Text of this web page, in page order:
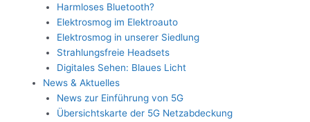
Harmloses Bluetooth?
Elektrosmog im Elektroauto
Elektrosmog in unserer Siedlung
Strahlungsfreie Headsets
Digitales Sehen: Blaues Licht
News & Aktuelles
News zur Einführung von 5G
Übersichtskarte der 5G Netzabdeckung